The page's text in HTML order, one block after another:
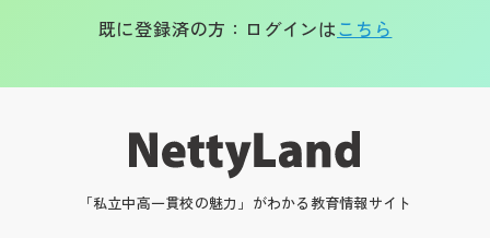
既に登録済の方：ログインはこちら
「私立中高一貫校の魅力」がわかる教育情報サイト